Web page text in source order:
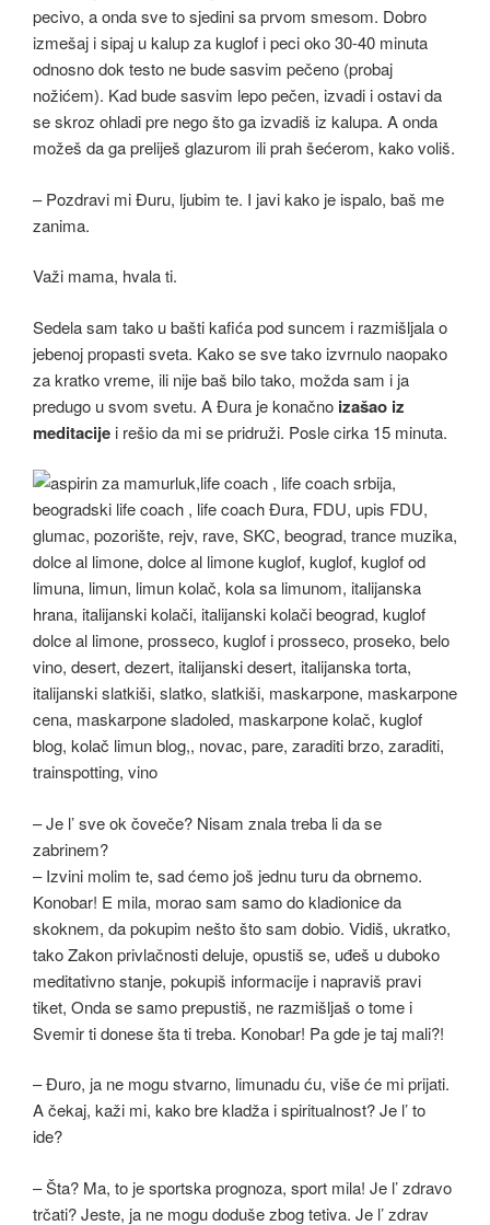
pecivo, a onda sve to sjedini sa prvom smesom. Dobro
izmešaj i sipaj u kalup za kuglof i peci oko 30-40 minuta
odnosno dok testo ne bude sasvim pečeno (probaj
nožićem). Kad bude sasvim lepo pečen, izvadi i ostavi da
se skroz ohladi pre nego što ga izvadiš iz kalupa. A onda
možeš da ga preliješ glazurom ili prah šećerom, kako voliš.
– Pozdravi mi Đuru, ljubim te. I javi kako je ispalo, baš me
zanima.
Važi mama, hvala ti.
Sedela sam tako u bašti kafića pod suncem i razmišljala o
jebenoj propasti sveta. Kako se sve tako izvrnulo naopako
za kratko vreme, ili nije baš bilo tako, možda sam i ja
predugo u svom svetu. A Đura je konačno izašao iz
meditacije i rešio da mi se pridruži. Posle cirka 15 minuta.
– Je l’ sve ok čoveče? Nisam znala treba li da se
zabrinem?
– Izvini molim te, sad ćemo još jednu turu da obrnemo.
Konobar! E mila, morao sam samo do kladionice da
skoknem, da pokupim nešto što sam dobio. Vidiš, ukratko,
tako Zakon privlačnosti deluje, opustiš se, uđeš u duboko
meditativno stanje, pokupiš informacije i napraviš pravi
tiket, Onda se samo prepustiš, ne razmišljaš o tome i
Svemir ti donese šta ti treba. Konobar! Pa gde je taj mali?!
– Đuro, ja ne mogu stvarno, limunadu ću, više će mi prijati.
A čekaj, kaži mi, kako bre kladža i spiritualnost? Je l’ to
ide?
– Šta? Ma, to je sportska prognoza, sport mila! Je l’ zdravo
trčati? Jeste, ja ne mogu doduše zbog tetiva. Je l’ zdrav